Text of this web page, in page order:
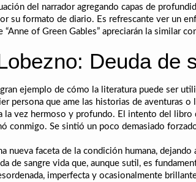
del narrador agregando capas de
su formato de diario. Es refrescante ver un
“Anne of Green Gables” apreciarán la similar
Deuda de
ejemplo de cómo la literatura puede ser
persona que ame las historias de
la vez hermoso y profundo. El intento del
conmigo. Se sintió un poco demasiado
nueva faceta de la condición humana,
de sangre vida que, aunque sutil, es
imperfecta y ocasionalmente